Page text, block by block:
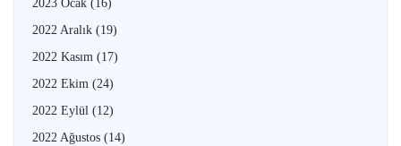
2023 Ocak (16)
2022 Aralık (19)
2022 Kasım (17)
2022 Ekim (24)
2022 Eylül (12)
2022 Ağustos (14)